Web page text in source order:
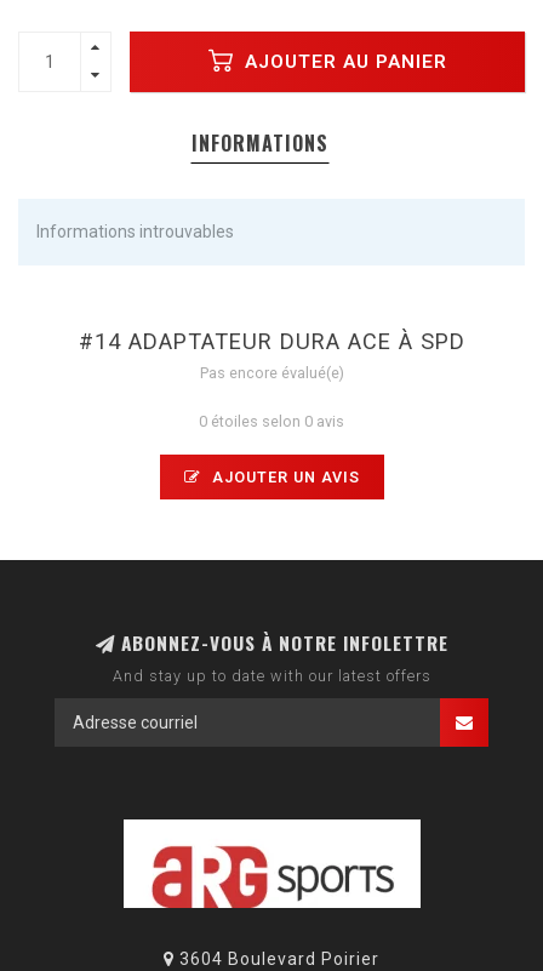
AJOUTER AU PANIER
INFORMATIONS
Informations introuvables
#14 ADAPTATEUR DURA ACE À SPD
Pas encore évalué(e)
0 étoiles selon 0 avis
AJOUTER UN AVIS
ABONNEZ-VOUS À NOTRE INFOLETTRE
And stay up to date with our latest offers
3604 Boulevard Poirier